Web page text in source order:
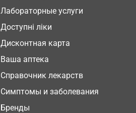
Лабораторные услуги
Доступні ліки
Дисконтная карта
Ваша аптека
Справочник лекарств
Симптомы и заболевания
Бренды